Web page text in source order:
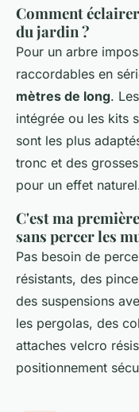
Comment
du jardin ?
Pour un arbre
raccordables en
mètres de long.
intégrée ou les kits
sont les plus
tronc et des
pour un effet
C'est ma
sans percer les
Pas besoin de
résistants, des
des suspensions
les pergolas, des
attaches velcro
positionnement